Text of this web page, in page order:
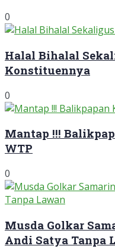
0
Halal Bihalal
Konstituennya
0
Mantap !!!
WTP
0
Musda Golkar
Andi Satya Tanpa